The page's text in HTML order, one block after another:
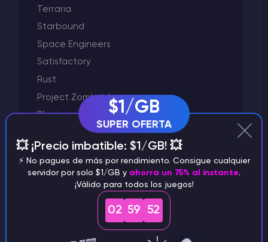
Terraria
Starbound
Space Engineers
Satisfactory
Rust
Project Zomboid
Plugins y modificación
Otros
Mod de Garry
Minecraft
$1/GB
SUPER OFERTA
💥 ¡Precio imbatible: $1/GB! 💥
⚡️ No pagues de más por rendimiento. Consigue cualquier
servidor por solo $1/GB y ahorra un 75% al instante.
¡Válido para todos los juegos!
02 59 52